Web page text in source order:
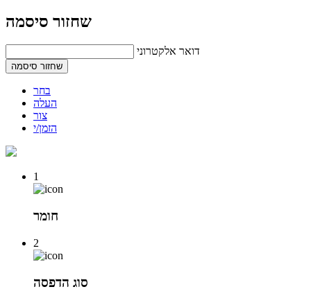
שחזור סיסמה
דואר אלקטרוני
שחזור סיסמה
בחר
העלה
צור
הזמן/י
1
חומר
2
סוג הדפסה